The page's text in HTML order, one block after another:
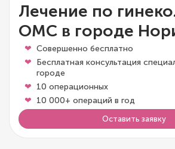
Лечение по
ОМС в городе
Совершенно бесплатно
Бесплатная консультация
городе
10 операционных
10 000+ операций в год
Оставить заявку